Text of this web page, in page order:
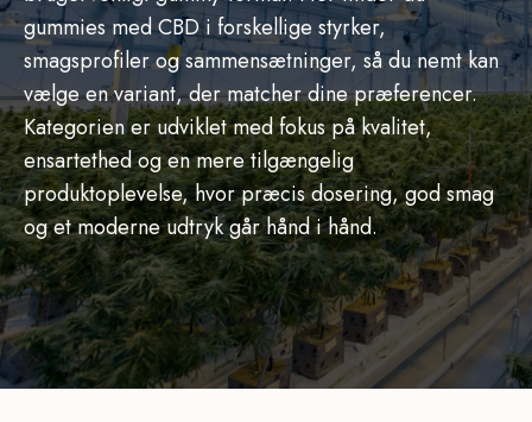
gummies med CBD i forskellige styrker,
smagsprofiler og sammensætninger, så du nemt kan
vælge en variant, der matcher dine præferencer.
Kategorien er udviklet med fokus på kvalitet,
ensartethed og en mere tilgængelig
produktoplevelse, hvor præcis dosering, god smag
og et moderne udtryk går hånd i hånd.